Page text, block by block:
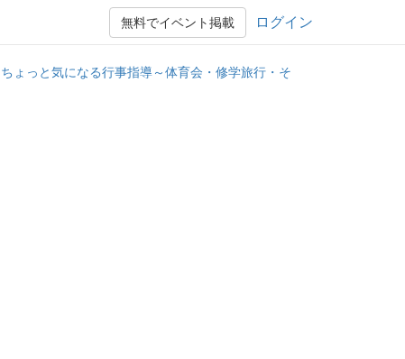
ログイン
無料でイベント掲載
ちょっと気になる行事指導～体育会・修学旅行・そ